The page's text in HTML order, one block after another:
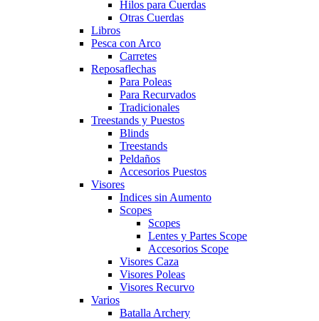
Hilos para Cuerdas
Otras Cuerdas
Libros
Pesca con Arco
Carretes
Reposaflechas
Para Poleas
Para Recurvados
Tradicionales
Treestands y Puestos
Blinds
Treestands
Peldaños
Accesorios Puestos
Visores
Indices sin Aumento
Scopes
Scopes
Lentes y Partes Scope
Accesorios Scope
Visores Caza
Visores Poleas
Visores Recurvo
Varios
Batalla Archery